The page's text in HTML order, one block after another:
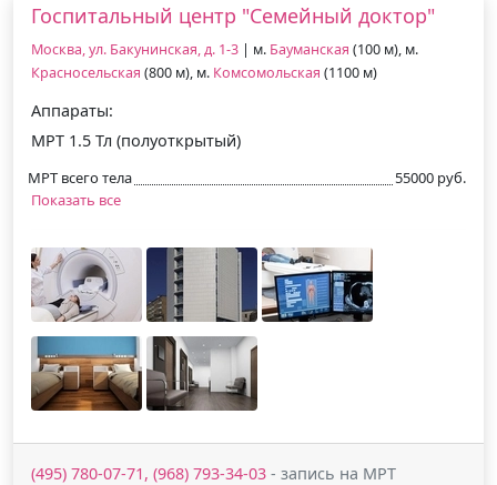
Госпитальный центр "Семейный доктор"
Москва, ул. Бакунинская, д. 1-3 | м. Бауманская (100 м), м.
Красносельская (800 м), м. Комсомольская (1100 м)
Аппараты:
МРТ 1.5 Тл (полуоткрытый)
МРТ всего тела
55000 руб.
Показать все
(495) 780-07-71, (968) 793-34-03 - запись на МРТ